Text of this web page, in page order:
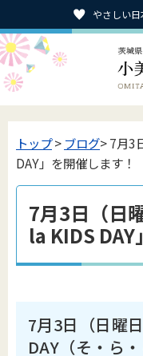
やさしい
トップ> ブログ> 7月3
DAY」を開催します！
7月3日（日
la KIDS DAY
7月3日（日曜
DAY（そ・ら